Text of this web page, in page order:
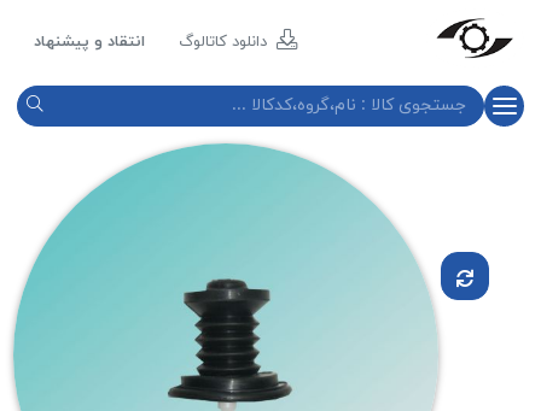
دانلود کاتالوگ انتقاد و پیشنهاد